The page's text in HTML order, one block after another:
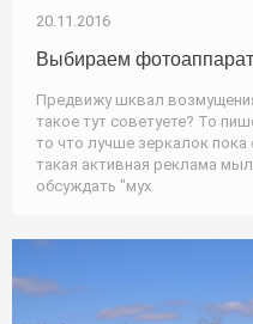
20.11.2016
Выбираем
Предвижу шквал
такое тут советуете? То
то что лучше зеркалок пока
такая активная реклама
обсуждать "мух